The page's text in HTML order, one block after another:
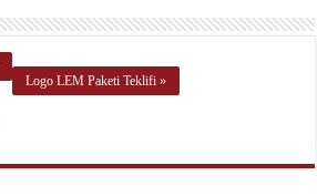
Logo LEM Paketi Teklifi »